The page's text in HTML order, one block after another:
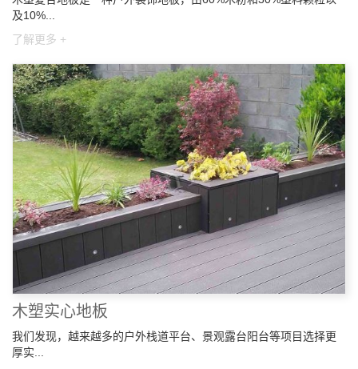
及10%...
了解更多 +
木塑实心地板
我们发现，越来越多的户外栈道平台、景观露台阳台等项目选择更
厚实...